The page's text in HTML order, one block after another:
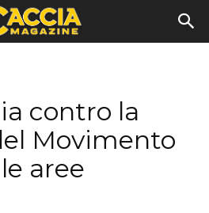
contro la
Movimento
aree